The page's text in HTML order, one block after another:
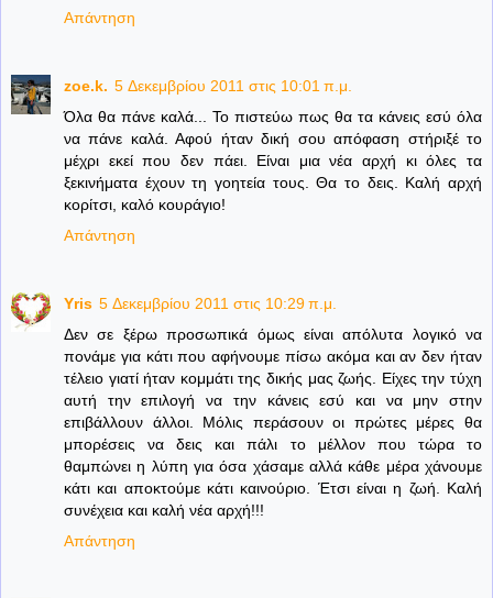
Απάντηση
zoe.k. 5 Δεκεμβρίου 2011 στις 10:01 π.μ.
Όλα θα πάνε καλά... Το πιστεύω πως θα τα κάνεις εσύ όλα
να πάνε καλά. Αφού ήταν δική σου απόφαση στήριξέ το
μέχρι εκεί που δεν πάει. Είναι μια νέα αρχή κι όλες τα
ξεκινήματα έχουν τη γοητεία τους. Θα το δεις. Καλή αρχή
κορίτσι, καλό κουράγιο!
Απάντηση
Yris 5 Δεκεμβρίου 2011 στις 10:29 π.μ.
Δεν σε ξέρω προσωπικά όμως είναι απόλυτα λογικό να
πονάμε για κάτι που αφήνουμε πίσω ακόμα και αν δεν ήταν
τέλειο γιατί ήταν κομμάτι της δικής μας ζωής. Είχες την τύχη
αυτή την επιλογή να την κάνεις εσύ και να μην στην
επιβάλλουν άλλοι. Μόλις περάσουν οι πρώτες μέρες θα
μπορέσεις να δεις και πάλι το μέλλον που τώρα το
θαμπώνει η λύπη για όσα χάσαμε αλλά κάθε μέρα χάνουμε
κάτι και αποκτούμε κάτι καινούριο. Έτσι είναι η ζωή. Καλή
συνέχεια και καλή νέα αρχή!!!
Απάντηση